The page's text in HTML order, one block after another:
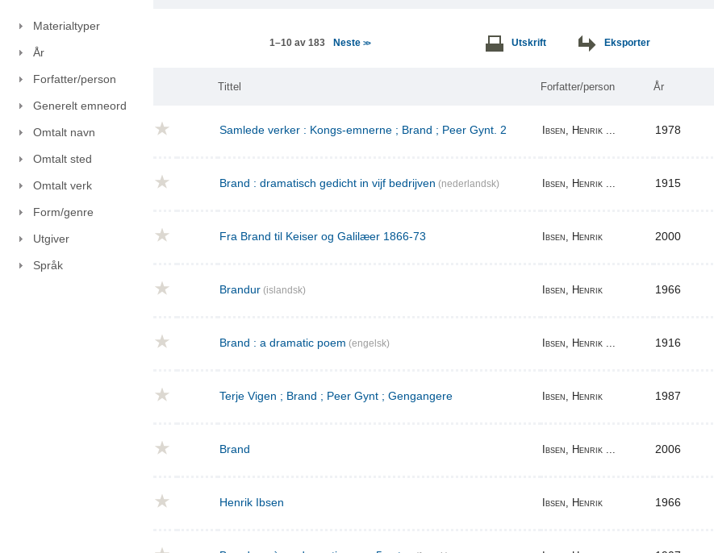
Materialtyper
År
Forfatter/person
Generelt emneord
Omtalt navn
Omtalt sted
Omtalt verk
Form/genre
Utgiver
Språk
1–10 av 183 Neste >> Utskrift Eksporter
Tittel Forfatter/person År
Samlede verker : Kongs-emnerne ; Brand ; Peer Gynt. 2 Ibsen, Henrik ... 1978
Brand : dramatisch gedicht in vijf bedrijven (nederlandsk) Ibsen, Henrik ... 1915
Fra Brand til Keiser og Galilæer 1866-73 Ibsen, Henrik 2000
Brandur (islandsk) Ibsen, Henrik 1966
Brand : a dramatic poem (engelsk) Ibsen, Henrik ... 1916
Terje Vigen ; Brand ; Peer Gynt ; Gengangere Ibsen, Henrik 1987
Brand Ibsen, Henrik ... 2006
Henrik Ibsen Ibsen, Henrik 1966